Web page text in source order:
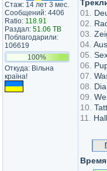
Стаж: 14 лет 3 мес.
Сообщений: 4406
Ratio: 118.91
Раздал: 51.06 TB
Поблагодарили:
106619
100%
Откуда: Вільна
країна!
01.
02.
03.
04.
05.
06.
07.
08.
09.
10.
11.